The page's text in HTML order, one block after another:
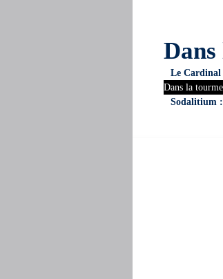
Le Cardinal
Dans la
Sodalitium :